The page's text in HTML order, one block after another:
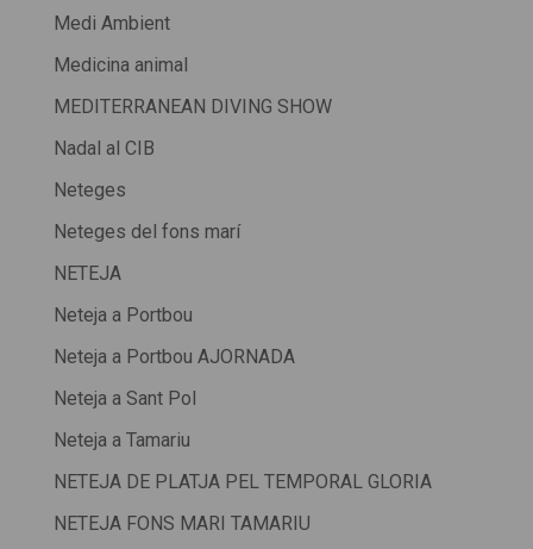
Medi Ambient
Medicina animal
MEDITERRANEAN DIVING SHOW
Nadal al CIB
Neteges
Neteges del fons marí
NETEJA
Neteja a Portbou
Neteja a Portbou AJORNADA
Neteja a Sant Pol
Neteja a Tamariu
NETEJA DE PLATJA PEL TEMPORAL GLORIA
NETEJA FONS MARI TAMARIU